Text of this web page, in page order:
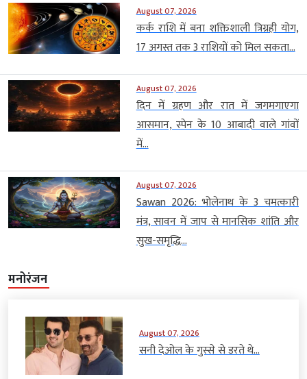
August 07, 2026
कर्क राशि में बना शक्तिशाली त्रिग्रही योग,
17 अगस्त तक 3 राशियों को मिल सकता...
August 07, 2026
दिन में ग्रहण और रात में जगमगाएगा
आसमान, स्पेन के 10 आबादी वाले गांवों
में...
August 07, 2026
Sawan 2026: भोलेनाथ के 3 चमत्कारी
मंत्र, सावन में जाप से मानसिक शांति और
सुख-समृद्धि...
मनोरंजन
August 07, 2026
सनी देओल के गुस्से से डरते थे...